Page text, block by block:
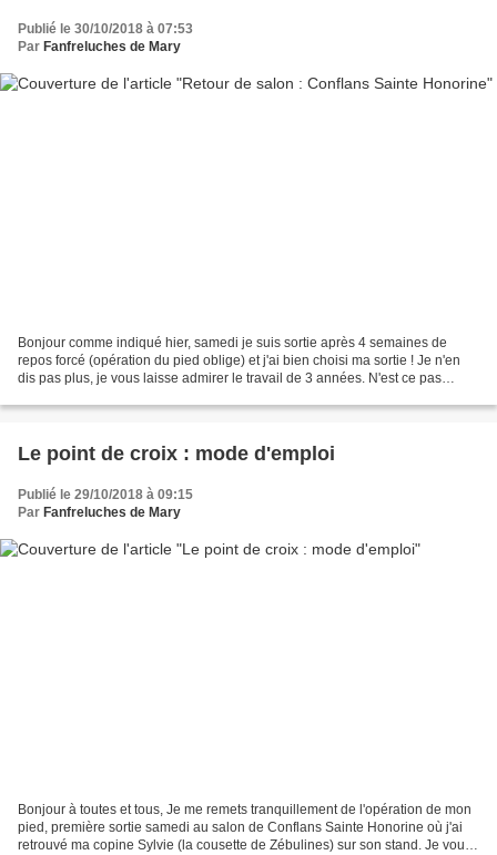
Publié le 30/10/2018 à 07:53
Par Fanfreluches de Mary
Bonjour comme indiqué hier, samedi je suis sortie après 4 semaines de
repos forcé (opération du pied oblige) et j'ai bien choisi ma sortie ! Je n'en
dis pas plus, je vous laisse admirer le travail de 3 années. N'est ce pas
Le point de croix : mode d'emploi
Publié le 29/10/2018 à 09:15
Par Fanfreluches de Mary
Bonjour à toutes et tous, Je me remets tranquillement de l'opération de mon
pied, première sortie samedi au salon de Conflans Sainte Honorine où j'ai
retrouvé ma copine Sylvie (la cousette de Zébulines) sur son stand. Je vous